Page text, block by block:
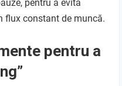
pentru a evita
flux constant de muncă.
pentru a